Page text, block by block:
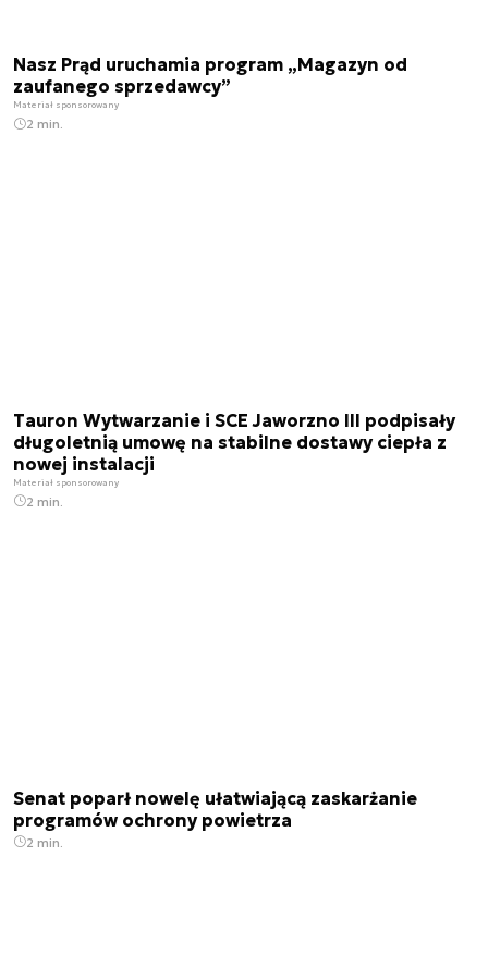
Nasz Prąd uruchamia program „Magazyn od
zaufanego sprzedawcy”
Materiał sponsorowany
2 min.
Tauron Wytwarzanie i SCE Jaworzno III podpisały
długoletnią umowę na stabilne dostawy ciepła z
nowej instalacji
Materiał sponsorowany
2 min.
Senat poparł nowelę ułatwiającą zaskarżanie
programów ochrony powietrza
2 min.